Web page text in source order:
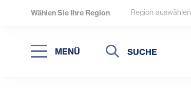
Wählen Sie Ihre Region Region auswählen
MENÜ
Suche
Suche